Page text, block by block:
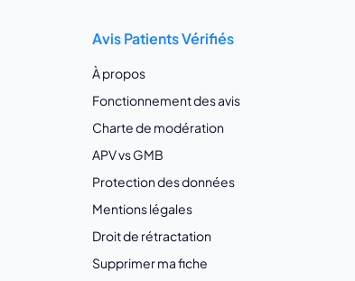
Avis Patients Vérifiés
À propos
Fonctionnement des avis
Charte de modération
APV vs GMB
Protection des données
Mentions légales
Droit de rétractation
Supprimer ma fiche